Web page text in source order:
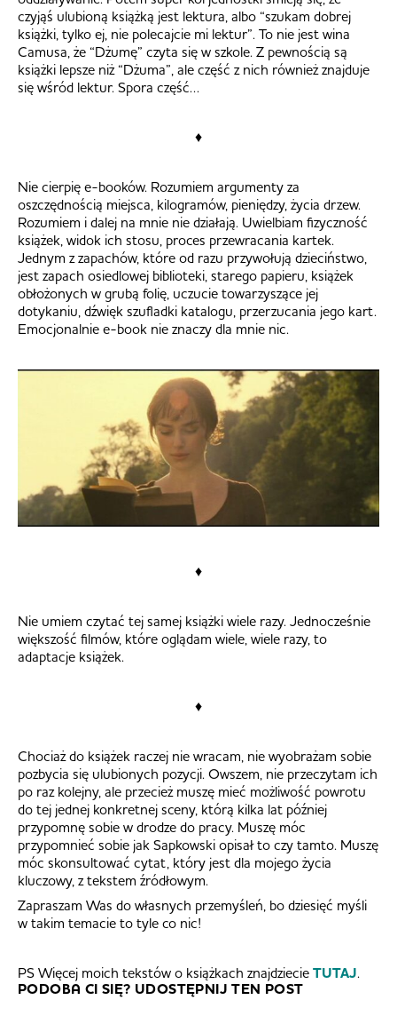
czyjąś ulubioną książką jest lektura, albo “szukam dobrej
książki, tylko ej, nie polecajcie mi lektur”. To nie jest wina
Camusa, że “Dżumę” czyta się w szkole. Z pewnością są
książki lepsze niż “Dżuma”, ale część z nich również znajduje
się wśród lektur. Spora część…
♦
Nie cierpię e-booków. Rozumiem argumenty za
oszczędnością miejsca, kilogramów, pieniędzy, życia drzew.
Rozumiem i dalej na mnie nie działają. Uwielbiam fizyczność
książek, widok ich stosu, proces przewracania kartek.
Jednym z zapachów, które od razu przywołują dzieciństwo,
jest zapach osiedlowej biblioteki, starego papieru, książek
obłożonych w grubą folię, uczucie towarzyszące jej
dotykaniu, dźwięk szufladki katalogu, przerzucania jego kart.
Emocjonalnie e-book nie znaczy dla mnie nic.
♦
Nie umiem czytać tej samej książki wiele razy. Jednocześnie
większość filmów, które oglądam wiele, wiele razy, to
adaptacje książek.
♦
Chociaż do książek raczej nie wracam, nie wyobrażam sobie
pozbycia się ulubionych pozycji. Owszem, nie przeczytam ich
po raz kolejny, ale przecież muszę mieć możliwość powrotu
do tej jednej konkretnej sceny, którą kilka lat później
przypomnę sobie w drodze do pracy. Muszę móc
przypomnieć sobie jak Sapkowski opisał to czy tamto. Muszę
móc skonsultować cytat, który jest dla mojego życia
kluczowy, z tekstem źródłowym.
Zapraszam Was do własnych przemyśleń, bo dziesięć myśli
w takim temacie to tyle co nic!
PS Więcej moich tekstów o książkach znajdziecie TUTAJ.
PODOBA CI SIĘ? UDOSTĘPNIJ TEN POST